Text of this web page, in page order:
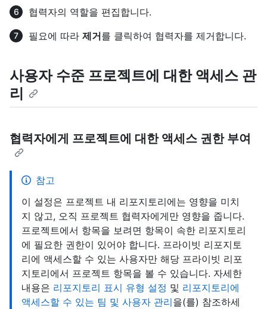
협력자의 역할을 편집합니다.
필요에 따라 제거를 클릭하여 협력자를 제거합니다.
사용자 수준 프로젝트에 대한 액세스 관
리
협력자에게 프로젝트에 대한 액세스 권한 부여
참고
이 설정은 프로젝트 내 리포지토리에는 영향을 미치
지 않고, 오직 프로젝트 협력자에게만 영향을 줍니다.
프로젝트에서 항목을 보려면 항목이 속한 리포지토리
에 필요한 권한이 있어야 합니다. 프라이빗 리포지토
리에 액세스할 수 있는 사용자만 해당 프라이빗 리포
지토리에서 프로젝트 항목을 볼 수 있습니다. 자세한
내용은 리포지토리 표시 유형 설정 및 리포지토리에
액세스할 수 있는 팀 및 사용자 관리을(를) 참조하세